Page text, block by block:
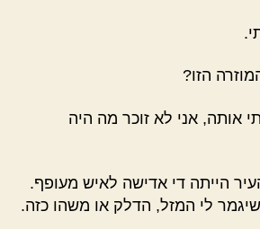
הזו?
אותה, אני לא זוכר מה היה
הייתה די אדישה לאיש מעופף.
לי המזל, הדלק או משהו כזה.